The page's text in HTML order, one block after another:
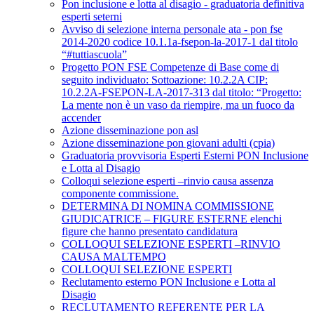
Pon inclusione e lotta al disagio - graduatoria definitiva
esperti seterni
Avviso di selezione interna personale ata - pon fse
2014-2020 codice 10.1.1a-fsepon-la-2017-1 dal titolo
“#tuttiascuola”
Progetto PON FSE Competenze di Base come di
seguito individuato: Sottoazione: 10.2.2A CIP:
10.2.2A-FSEPON-LA-2017-313 dal titolo: “Progetto:
La mente non è un vaso da riempire, ma un fuoco da
accender
Azione disseminazione pon asl
Azione disseminazione pon giovani adulti (cpia)
Graduatoria provvisoria Esperti Esterni PON Inclusione
e Lotta al Disagio
Colloqui selezione esperti –rinvio causa assenza
componente commissione.
DETERMINA DI NOMINA COMMISSIONE
GIUDICATRICE – FIGURE ESTERNE elenchi
figure che hanno presentato candidatura
COLLOQUI SELEZIONE ESPERTI –RINVIO
CAUSA MALTEMPO
COLLOQUI SELEZIONE ESPERTI
Reclutamento esterno PON Inclusione e Lotta al
Disagio
RECLUTAMENTO REFERENTE PER LA